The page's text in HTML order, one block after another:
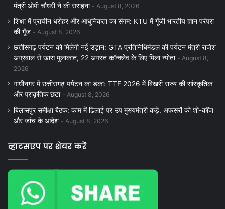
मंत्री ओपी चौधरी ने की सराहना
August 8, 2026
शिक्षा में प्राचीन धरोहर और आधुनिकता का संगम: KTU में गूँजी भारतीय ज्ञान परंपरा
की गूँज
August 8, 2026
छत्तीसगढ़ पर्यटन को मिलेगी नई उड़ान: GTA प्रतिनिधिमंडल की पर्यटन मंत्री राजेश
अग्रवाल से खास मुलाकात, 22 अगस्त कॉन्क्लेव के लिए मिला न्योता
August 8,
2026
गांधीनगर में छत्तीसगढ़ पर्यटन का डंका: TTF 2026 में बिखरी राज्य की सांस्कृतिक
और प्राकृतिक छटा
August 8, 2026
बिलासपुर समीक्षा बैठक: काम में ढिलाई पर उप मुख्यमंत्री कड़े, अफसरों को शो-कॉज
और जांच के आदेश
August 8, 2026
व्हाटसएप पर शेयर करें